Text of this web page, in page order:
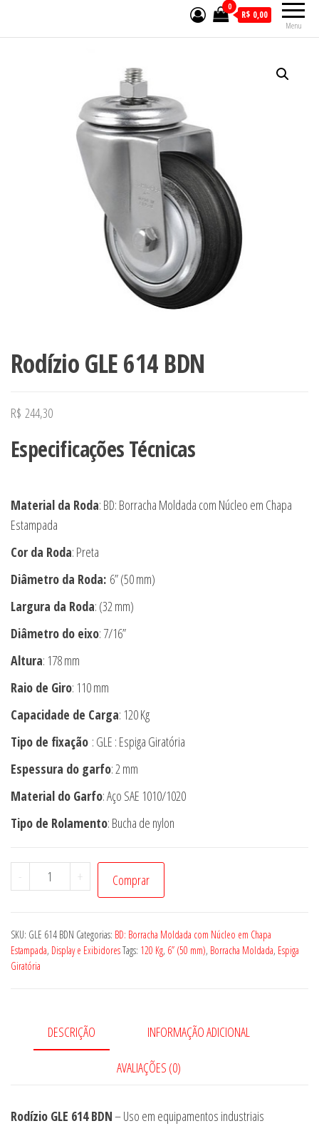
Menu
0
R$ 0,00
Rodízio GLE 614 BDN
R$ 244,30
Especificações Técnicas
Material da Roda: BD: Borracha Moldada com Núcleo em Chapa
Estampada
Cor da Roda: Preta
Diâmetro da Roda: 6” (50 mm)
Largura da Roda: (32 mm)
Diâmetro do eixo: 7/16”
Altura: 178 mm
Raio de Giro: 110 mm
Capacidade de Carga: 120 Kg
Tipo de fixação : GLE : Espiga Giratória
Espessura do garfo: 2 mm
Material do Garfo: Aço SAE 1010/1020
Tipo de Rolamento: Bucha de nylon
-
Rodízio
GLE
BDN
quantidade
+ Comprar
SKU: GLE 614 BDN Categorias: BD: Borracha Moldada com Núcleo em Chapa
Estampada, Display e ExibidoresTags: 120 Kg, 6” (50 mm), Borracha Moldada, Espiga
Giratória
DESCRIÇÃO INFORMAÇÃO ADICIONAL
AVALIAÇÕES (0)
Rodízio GLE 614 BDN– Uso em equipamentos industriais